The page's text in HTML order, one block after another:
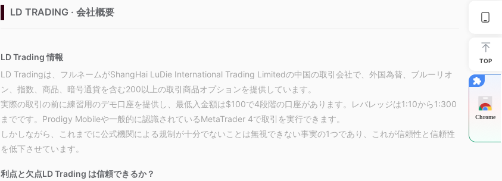
LD TRADING · 会社概要
LD Trading 情報
LD Tradingは、フルネームがShangHai LuDie International Trading Limitedの中国の取引会社で、外国為替、ブルーリオ
ン、指数、商品、暗号通貨を含む200以上の取引商品オプションを提供しています。
実際の取引の前に練習用のデモ口座を提供し、最低入金額は$100で4段階の口座があります。レバレッジは1:10から1:300
までです。Prodigy Mobileや一般的に認識されているMetaTrader 4で取引を実行できます。
しかしながら、これまでに公式機関による規制が十分でないことは無視できない事実の1つであり、これが信頼性と信頼性
を低下させています。
利点と欠点LD Trading は信頼できるか？
TOP
Chrome